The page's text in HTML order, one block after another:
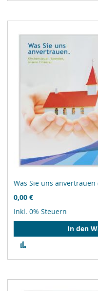
hinzufügen
Was Sie uns anvertrauen
0,00 €
Inkl. 0% Steuern
In den
hinzufügen